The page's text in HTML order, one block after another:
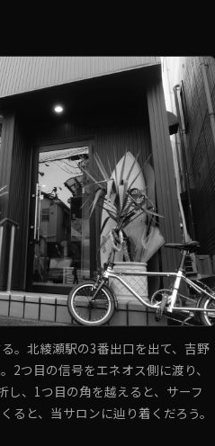
。北綾瀬駅の3番出口を出て、吉野
2つ目の信号をエネオス側に渡り、
し、1つ目の角を越えると、サーフ
ると、当サロンに辿り着くだろう。